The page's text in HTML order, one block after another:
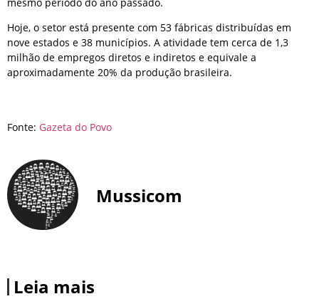
Hoje, o setor está presente com 53 fábricas distribuídas em
nove estados e 38 municípios. A atividade tem cerca de 1,3
milhão de empregos diretos e indiretos e equivale a
aproximadamente 20% da produção brasileira.
Fonte: Gazeta do Povo
Mussicom
Leia mais